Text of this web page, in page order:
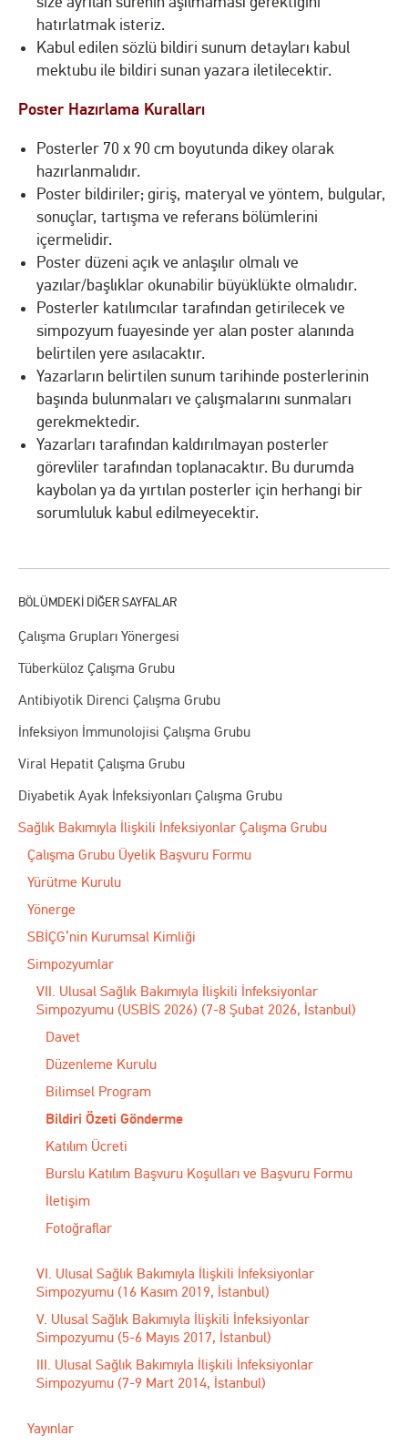
Çalışma Grupları Yönergesi
Tüberküloz Çalışma Grubu
Antibiyotik Direnci Çalışma Grubu
İnfeksiyon İmmunolojisi Çalışma Grubu
Viral Hepatit Çalışma Grubu
Diyabetik Ayak İnfeksiyonları Çalışma Grubu
Sağlık Bakımıyla İlişkili İnfeksiyonlar Çalışma Grubu
Çalışma Grubu Üyelik Başvuru Formu
Yürütme Kurulu
Yönerge
SBİÇG’nin Kurumsal Kimliği
Simpozyumlar
VII. Ulusal Sağlık Bakımıyla İlişkili İnfeksiyonlar
Simpozyumu (USBİS 2026) (7-8 Şubat 2026, İstanbul)
Davet
Düzenleme Kurulu
Bilimsel Program
Bildiri Özeti Gönderme
Katılım Ücreti
Burslu Katılım Başvuru Koşulları ve Başvuru Formu
İletişim
Fotoğraflar
VI. Ulusal Sağlık Bakımıyla İlişkili İnfeksiyonlar
Simpozyumu (16 Kasım 2019, İstanbul)
V. Ulusal Sağlık Bakımıyla İlişkili İnfeksiyonlar
Simpozyumu (5-6 Mayıs 2017, İstanbul)
III. Ulusal Sağlık Bakımıyla İlişkili İnfeksiyonlar
Simpozyumu (7-9 Mart 2014, İstanbul)
Yayınlar
hatırlatmak isteriz.
Kabul edilen sözlü bildiri sunum detayları kabul
mektubu ile bildiri sunan yazara iletilecektir.
Poster Hazırlama Kuralları
Posterler 70 x 90 cm boyutunda dikey olarak
hazırlanmalıdır.
Poster bildiriler; giriş, materyal ve yöntem, bulgular,
sonuçlar, tartışma ve referans bölümlerini
içermelidir.
Poster düzeni açık ve anlaşılır olmalı ve
yazılar/başlıklar okunabilir büyüklükte olmalıdır.
Posterler katılımcılar tarafından getirilecek ve
simpozyum fuayesinde yer alan poster alanında
belirtilen yere asılacaktır.
Yazarların belirtilen sunum tarihinde posterlerinin
başında bulunmaları ve çalışmalarını sunmaları
gerekmektedir.
Yazarları tarafından kaldırılmayan posterler
görevliler tarafından toplanacaktır. Bu durumda
kaybolan ya da yırtılan posterler için herhangi bir
sorumluluk kabul edilmeyecektir.